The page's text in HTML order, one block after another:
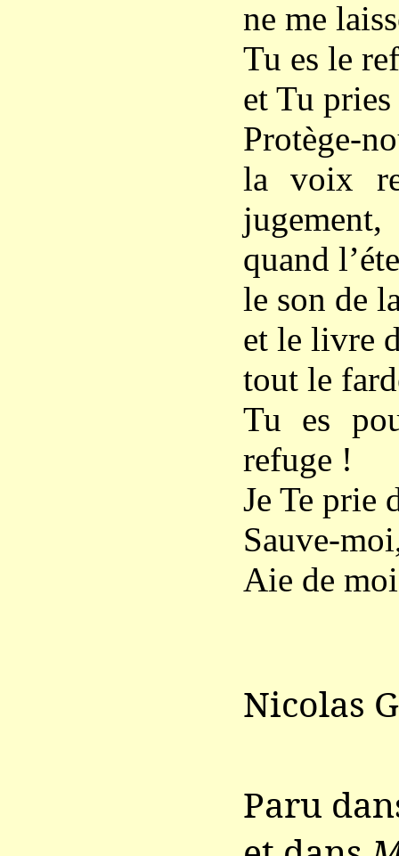
ne me
Tu es le
et Tu
Protège-
la voix
jugement,
quand
le son de
et le livre
tout le
Tu es
refuge !
Je Te prie
Sauve-
Aie de
Nicolas
Paru